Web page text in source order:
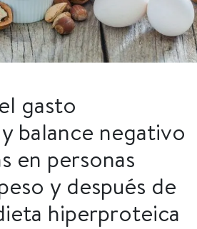
gasto
balance negativo
en personas
y después de
hiperproteica